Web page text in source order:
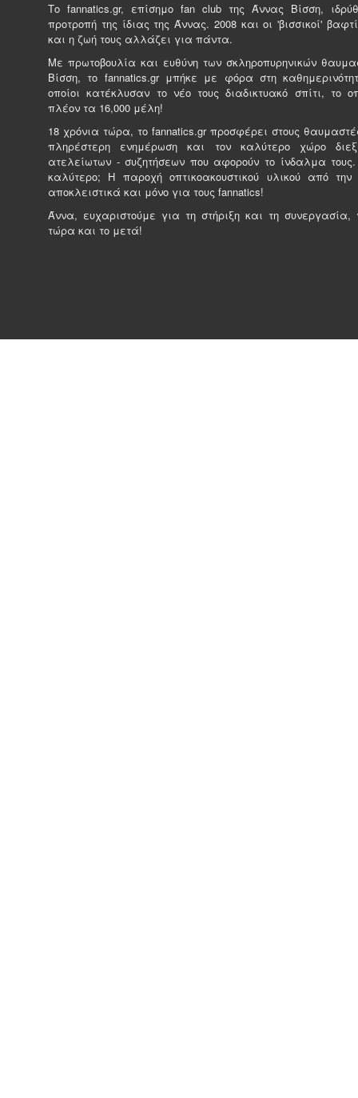
Tο fannatics.gr, επίσημο fan club της Άννας Βίσση,
προτροπή της ίδιας της Άννας. 2008 και οι 'βισσικοί'
και η ζωή τους αλλάζει για πάντα.
Με πρωτοβουλία και ευθύνη των σκληροπυρηνικών
Βίσση, το fannatics.gr μπήκε με φόρα στη
οποίοι κατέκλυσαν το νέο τους διαδικτυακό σπίτι, το
πλέον τα 16,000 μέλη!
18 χρόνια τώρα, το fannatics.gr προσφέρει στους
πληρέστερη ενημέρωση και τον καλύτερο χώρο
ατελείωτων - συζητήσεων που αφορούν το ίνδαλμα
καλύτερο; Η παροχή οπτικοακουστικού υλικού από
αποκλειστικά και μόνο για τους fannatics!
Άννα, ευχαριστούμε για τη στήριξη και τη συνεργασία,
τώρα και το μετά!